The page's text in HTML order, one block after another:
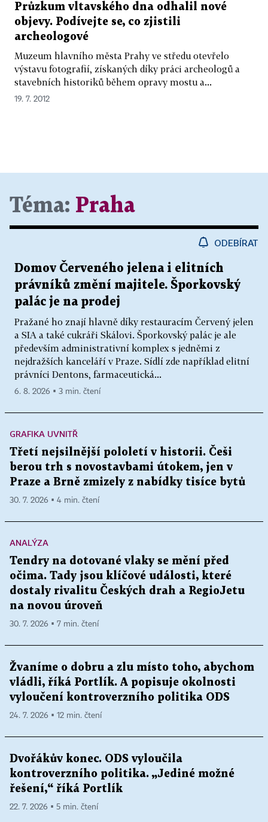
Průzkum vltavského dna odhalil nové
objevy. Podívejte se, co zjistili
archeologové
Muzeum hlavního města Prahy ve středu otevřelo
výstavu fotografií, získaných díky práci archeologů a
stavebních historiků během opravy mostu a...
19. 7. 2012
Téma: Praha
ODEBÍRAT
Domov Červeného jelena i elitních
právníků změní majitele. Šporkovský
palác je na prodej
Pražané ho znají hlavně díky restauracím Červený jelen
a SIA a také cukráři Skálovi. Šporkovský palác je ale
především administrativní komplex s jedněmi z
nejdražších kanceláří v Praze. Sídlí zde například elitní
právníci Dentons, farmaceutická...
6. 8. 2026 ▪ 3 min. čtení
GRAFIKA UVNITŘ
Třetí nejsilnější pololetí v historii. Češi
berou trh s novostavbami útokem, jen v
Praze a Brně zmizely z nabídky tisíce bytů
30. 7. 2026 ▪ 4 min. čtení
ANALÝZA
Tendry na dotované vlaky se mění před
očima. Tady jsou klíčové události, které
dostaly rivalitu Českých drah a RegioJetu
na novou úroveň
30. 7. 2026 ▪ 7 min. čtení
Žvaníme o dobru a zlu místo toho, abychom
vládli, říká Portlík. A popisuje okolnosti
vyloučení kontroverzního politika ODS
24. 7. 2026 ▪ 12 min. čtení
Dvořákův konec. ODS vyloučila
kontroverzního politika. „Jediné možné
řešení,“ říká Portlík
22. 7. 2026 ▪ 5 min. čtení